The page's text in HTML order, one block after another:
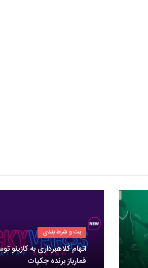
بت و شرط بندی
اتهام کلاهبرداری به کازینو
قمارباز برنده جکپات